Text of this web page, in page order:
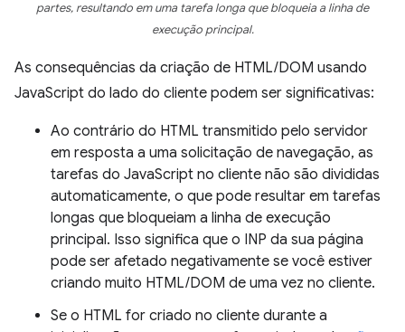
partes, resultando em uma tarefa longa que bloqueia a linha de
execução principal.
As consequências da criação de HTML/DOM usando
JavaScript do lado do cliente podem ser significativas:
Ao contrário do HTML transmitido pelo servidor
em resposta a uma solicitação de navegação, as
tarefas do JavaScript no cliente não são divididas
automaticamente, o que pode resultar em tarefas
longas que bloqueiam a linha de execução
principal. Isso significa que o INP da sua página
pode ser afetado negativamente se você estiver
criando muito HTML/DOM de uma vez no cliente.
Se o HTML for criado no cliente durante a